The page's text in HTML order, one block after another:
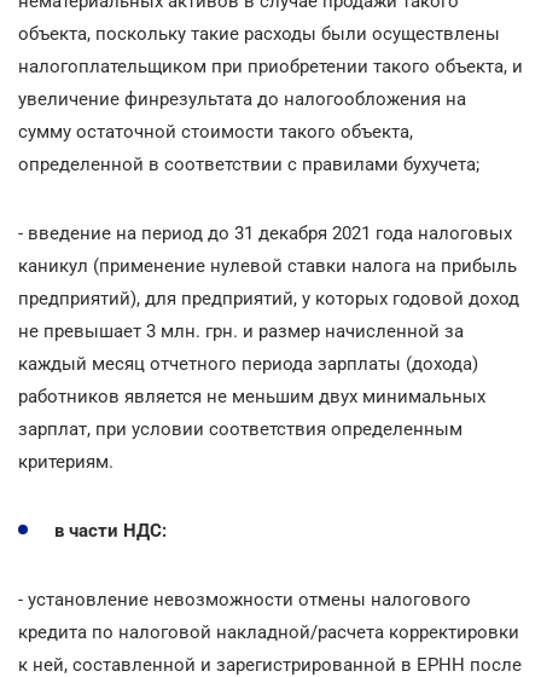
объекта, поскольку такие расходы были осуществлены
налогоплательщиком при приобретении такого объекта, и
увеличение финрезультата до налогообложения на
сумму остаточной стоимости такого объекта,
определенной в соответствии с правилами бухучета;
- введение на период до 31 декабря 2021 года налоговых
каникул (применение нулевой ставки налога на прибыль
предприятий), для предприятий, у которых годовой доход
не превышает 3 млн. грн. и размер начисленной за
каждый месяц отчетного периода зарплаты (дохода)
работников является не меньшим двух минимальных
зарплат, при условии соответствия определенным
критериям.
в части НДС:
- установление невозможности отмены налогового
кредита по налоговой накладной/расчета корректировки
к ней, составленной и зарегистрированной в ЕРНН после